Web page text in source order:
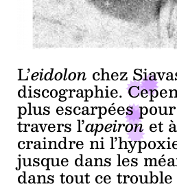
L’eidolon chez
discographie.
plus escarpées
travers l’apeiron et
craindre ni
jusque dans les
dans tout ce